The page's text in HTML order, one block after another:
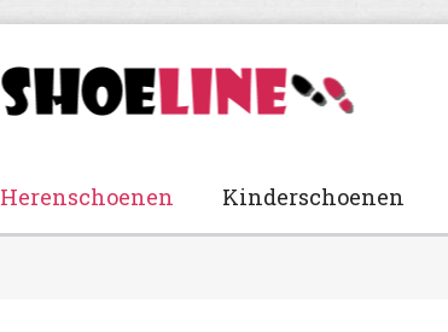
Herenschoenen Kinderschoenen